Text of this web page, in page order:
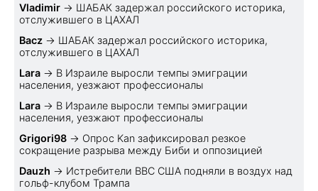
Vladimir → ШАБАК задержал российского историка,
отслужившего в ЦАХАЛ
Bacz → ШАБАК задержал российского историка,
отслужившего в ЦАХАЛ
Lara → В Израиле выросли темпы эмиграции
населения, уезжают профессионалы
Lara → В Израиле выросли темпы эмиграции
населения, уезжают профессионалы
Grigori98 → Опрос Kan зафиксировал резкое
сокращение разрыва между Биби и оппозицией
Dauzh → Истребители ВВС США подняли в воздух над
гольф-клубом Трампа